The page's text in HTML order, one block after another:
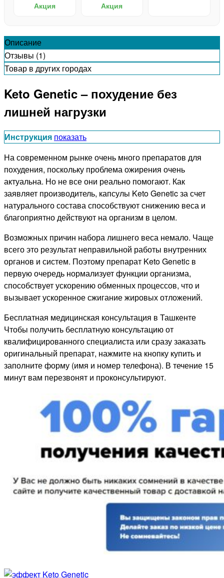
Акция Акция
Описание
Отзывы (1)
Товар в других городах
Keto Genetic – похудение без
лишней нагрузки
Инструкция показать
На современном рынке очень много препаратов для
похудения, поскольку проблема ожирения очень
актуальна. Но не все они реально помогают. Как
заявляет производитель, капсулы Keto Genetic за счет
натурального состава способствуют снижению веса и
благоприятно действуют на организм в целом.
Возможных причин набора лишнего веса немало. Чаще
всего это результат неправильной работы внутренних
органов и систем. Поэтому препарат Keto Genetic в
первую очередь нормализует функции организма,
способствует ускорению обменных процессов, что и
вызывает ускоренное сжигание жировых отложений.
Бесплатная медицинская консультация в Ташкенте
Чтобы получить бесплатную консультацию от
квалифицированного специалиста или сразу заказать
оригинальный препарат, нажмите на кнопку купить и
заполните форму (имя и номер телефона). В течение 15
минут вам перезвонят и проконсультируют.